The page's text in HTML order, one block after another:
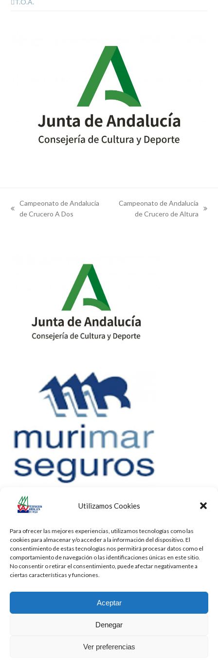
Utilizamos Cookies
Para ofrecer las mejores experiencias, utilizamos tecnologías como las
cookies para almacenar y/o acceder a la información del dispositivo. El
consentimiento de estas tecnologías nos permitirá procesar datos como el
comportamiento de navegación o las identificaciones únicas en este sitio.
No consentir o retirar el consentimiento, puede afectar negativamente a
ciertas características y funciones.
Aceptar
Denegar
Ver preferencias
previous
Campeonato de Andalucía
de Crucero A Dos
Campeonato de Andalucía
de Crucero de Altura
Todos los derechos reservados -Privacidad